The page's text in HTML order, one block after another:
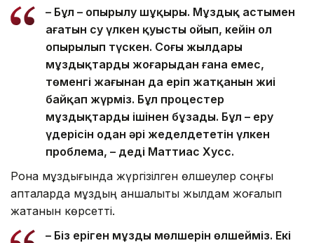
– Бұл – опырылу шұңқыры. Мұздық астымен
ағатын су үлкен қуысты ойып, кейін ол
опырылып түскен. Соңғы жылдары
мұздықтардың жоғарыдан ғана емес,
төменгі жағынан да еріп жатқанын жиі
байқап жүрміз. Бұл процестер
мұздықтарды ішінен бұзады. Бұл – еру
үдерісін одан әрі жеделдететін үлкен
проблема, – деді Маттиас Хусс.
Рона мұздығында жүргізілген өлшеулер соңғы
апталарда мұздың қаншалықты жылдам жоғалып
жатқанын көрсетті.
– Біз еріген мұздың мөлшерін өлшейміз. Екі